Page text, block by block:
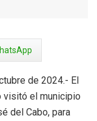
de 2024.- El
visitó el municipio
del Cabo, para